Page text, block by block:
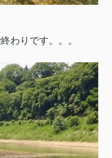
わりです。。。